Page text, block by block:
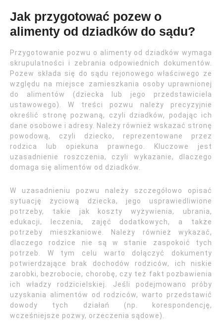
Jak przygotować pozew o
alimenty od dziadków do sądu?
Przygotowanie pozwu o alimenty od dziadków wymaga
skrupulatności i zebrania odpowiednich dokumentów.
Pozew składa się do sądu rejonowego właściwego ze
względu na miejsce zamieszkania osoby uprawnionej
do alimentów (dziecka lub jego przedstawiciela
ustawowego). W treści pozwu należy precyzyjnie
określić stronę pozwaną, czyli dziadków, podając ich
dane osobowe i adresy. Należy również wskazać stronę
powodową, czyli dziecko, reprezentowane przez
rodzica lub opiekuna prawnego. Kluczowe jest
uzasadnienie roszczenia, czyli wykazanie, dlaczego
domaga się alimentów od dziadków.
W uzasadnieniu pozwu należy szczegółowo opisać
sytuację życiową dziecka, jego usprawiedliwione
potrzeby, takie jak koszty wyżywienia, ubrania,
edukacji, leczenia, zajęć dodatkowych, a także
potrzeby mieszkaniowe. Należy również wykazać,
dlaczego rodzice nie są w stanie zaspokoić tych
potrzeb. W tym celu warto dołączyć dokumenty
potwierdzające brak dochodów rodziców, ich niskie
zarobki, bezrobocie, chorobę, czy też fakt pozbawienia
ich władzy rodzicielskiej. Jeśli podejmowano próby
uzyskania alimentów od rodziców, warto przedstawić
dowody tych działań (np. korespondencję,
wcześniejsze pozwy, orzeczenia sądowe).